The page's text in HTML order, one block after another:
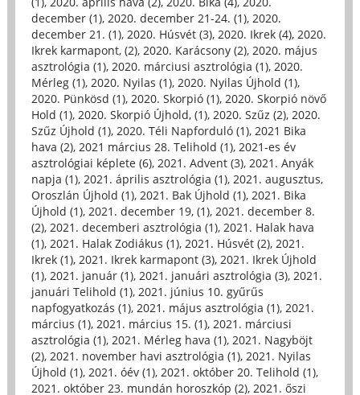
december (1), 2020. december 21-24. (1), 2020.
december 21. (1), 2020. Húsvét (3), 2020. Ikrek (4), 2020.
Ikrek karmapont, (2), 2020. Karácsony (2), 2020. május
asztrológia (1), 2020. márciusi asztrológia (1), 2020.
Mérleg (1), 2020. Nyilas (1), 2020. Nyilas Újhold (1),
2020. Pünkösd (1), 2020. Skorpió (1), 2020. Skorpió növő
Hold (1), 2020. Skorpió Újhold, (1), 2020. Szűz (2), 2020.
Szűz Újhold (1), 2020. Téli Napforduló (1), 2021 Bika
hava (2), 2021 március 28. Telihold (1), 2021-es év
asztrológiai képlete (6), 2021. Advent (3), 2021. Anyák
napja (1), 2021. április asztrológia (1), 2021. augusztus,
Oroszlán Újhold (1), 2021. Bak Újhold (1), 2021. Bika
Újhold (1), 2021. december 19, (1), 2021. december 8.
(2), 2021. decemberi asztrológia (1), 2021. Halak hava
(1), 2021. Halak Zodiákus (1), 2021. Húsvét (2), 2021.
Ikrek (1), 2021. Ikrek karmapont (3), 2021. Ikrek Újhold
(1), 2021. január (1), 2021. januári asztrológia (3), 2021.
januári Telihold (1), 2021. június 10. gyűrűs
napfogyatkozás (1), 2021. május asztrológia (1), 2021.
március (1), 2021. március 15. (1), 2021. márciusi
asztrológia (1), 2021. Mérleg hava (1), 2021. Nagyböjt
(2), 2021. november havi asztrológia (1), 2021. Nyilas
Újhold (1), 2021. óév (1), 2021. október 20. Telihold (1),
2021. október 23. mundán horoszkóp (2), 2021. őszi